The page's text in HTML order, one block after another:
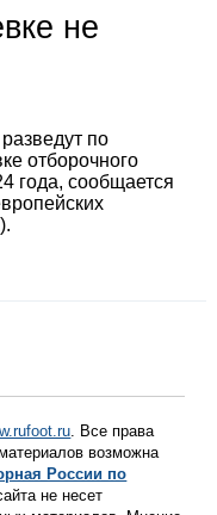
не
по
отборочного
года, сообщается
. Все права
возможна
России по
не несет